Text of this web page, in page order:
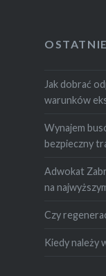
Jak dobrać
warunków
Wynajem
bezpieczny
Adwokat
na
Czy
Kiedy należy